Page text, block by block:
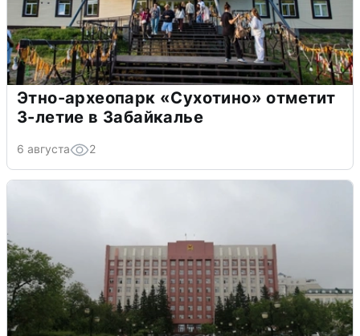
Этно-археопарк «Сухотино» отметит
3-летие в Забайкалье
6 августа 2